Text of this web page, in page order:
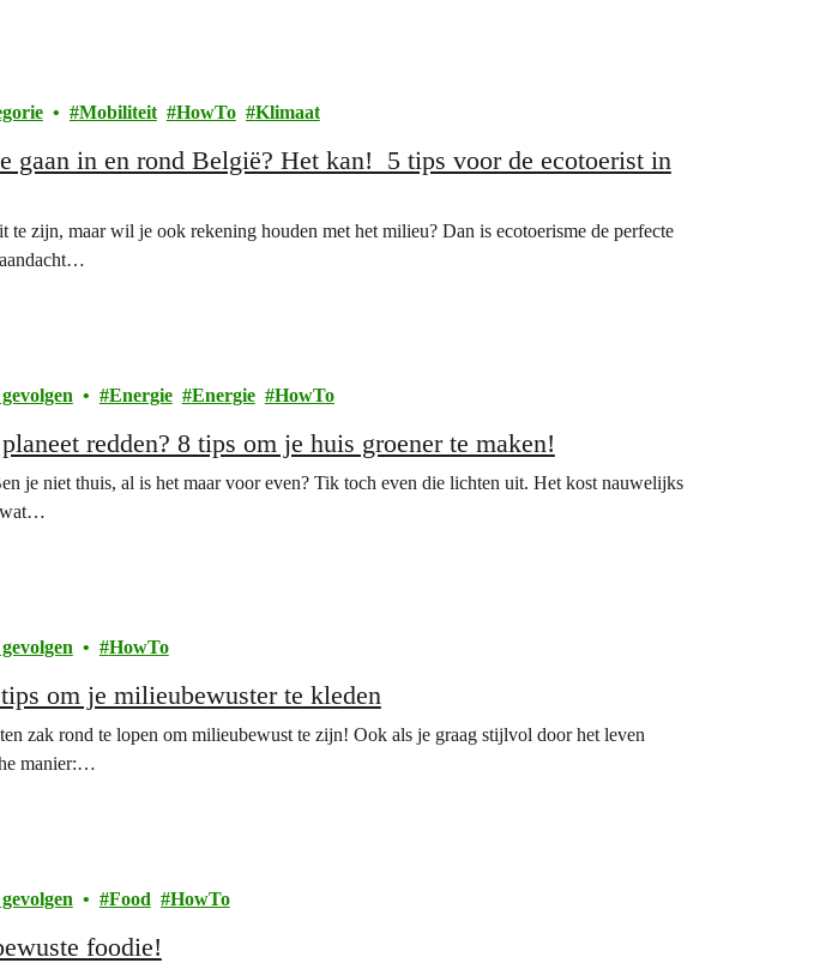
Mobiliteit HowTo Klimaat
gaan in en rond België? Het kan! 5 tips voor de ecotoerist in
te zijn, maar wil je ook rekening houden met het milieu? Dan is ecotoerisme de perfecte
Energie Energie HowTo
redden? 8 tips om je huis groener te maken!
je niet thuis, al is het maar voor even? Tik toch even die lichten uit. Het kost nauwelijks
wat…
HowTo
om je milieubewuster te kleden
zak rond te lopen om milieubewust te zijn! Ook als je graag stijlvol door het leven
manier:…
Food HowTo
foodie!